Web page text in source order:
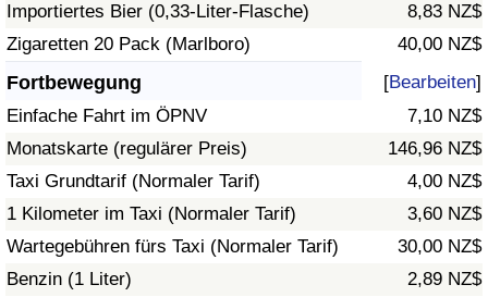
Importiertes Bier (0,33-Liter-Flasche)
8,83 NZ$
Zigaretten 20 Pack (Marlboro)
40,00 NZ$
Fortbewegung [Bearbeiten]
Einfache Fahrt im ÖPNV
7,10 NZ$
Monatskarte (regulärer Preis)
146,96 NZ$
Taxi Grundtarif (Normaler Tarif)
4,00 NZ$
1 Kilometer im Taxi (Normaler Tarif)
3,60 NZ$
Wartegebühren fürs Taxi (Normaler Tarif)
30,00 NZ$
Benzin (1 Liter)
2,89 NZ$
Verkehrs-Index nach Land